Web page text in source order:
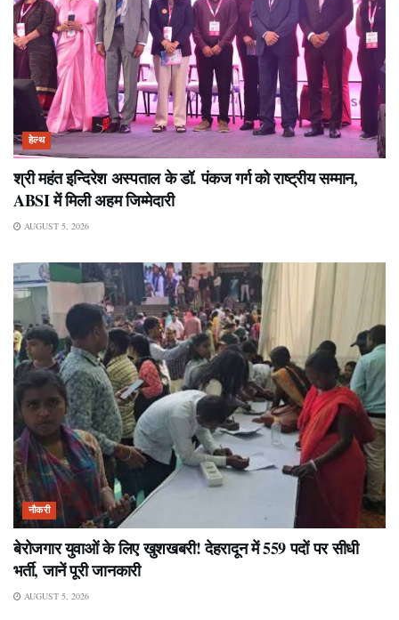
हेल्थ
श्री महंत इन्दिरेश अस्पताल के डॉ. पंकज गर्ग को राष्ट्रीय सम्मान,
ABSI में मिली अहम जिम्मेदारी
AUGUST 5, 2026
नौकरी
बेरोजगार युवाओं के लिए खुशखबरी! देहरादून में 559 पदों पर सीधी
भर्ती, जानें पूरी जानकारी
AUGUST 5, 2026